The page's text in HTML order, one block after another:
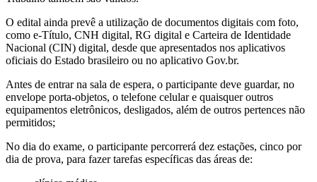
O edital ainda prevê a utilização de documentos digitais com foto,
como e-Título, CNH digital, RG digital e Carteira de Identidade
Nacional (CIN) digital, desde que apresentados nos aplicativos
oficiais do Estado brasileiro ou no aplicativo Gov.br.
Antes de entrar na sala de espera, o participante deve guardar, no
envelope porta-objetos, o telefone celular e quaisquer outros
equipamentos eletrônicos, desligados, além de outros pertences não
permitidos;
No dia do exame, o participante percorrerá dez estações, cinco por
dia de prova, para fazer tarefas específicas das áreas de: